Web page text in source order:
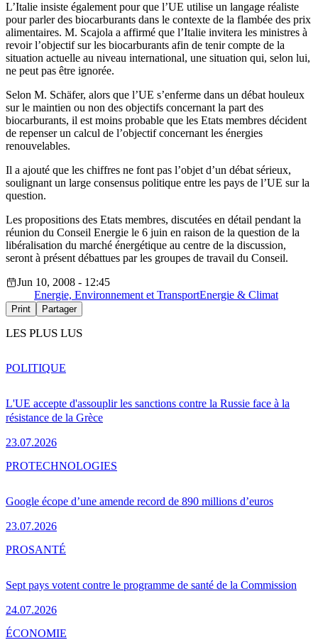
L’Italie insiste également pour que l’UE utilise un langage réaliste
pour parler des biocarburants dans le contexte de la flambée des prix
alimentaires. M. Scajola a affirmé que l’Italie invitera les ministres à
revoir l’objectif sur les biocarburants afin de tenir compte de la
situation actuelle au niveau international, une situation qui, selon lui,
ne peut pas être ignorée.
Selon M. Schäfer, alors que l’UE s’enferme dans un débat houleux
sur le maintien ou non des objectifs concernant la part des
biocarburants, il est moins probable que les Etats membres décident
de repenser un calcul de l’objectif concernant les énergies
renouvelables.
Il a ajouté que les chiffres ne font pas l’objet d’un débat sérieux,
soulignant un large consensus politique entre les pays de l’UE sur la
question.
Les propositions des Etats membres, discutées en détail pendant la
réunion du Conseil Energie le 6 juin en raison de la question de la
libéralisation du marché énergétique au centre de la discussion,
seront à présent débattues par les groupes de travail du Conseil.
Jun 10, 2008 - 12:45
Energie, Environnement et TransportEnergie & Climat
Print Partager
LES PLUS LUS
L'UE accepte d'assouplir les sanctions contre la Russie face à la
résistance de la Grèce
23.07.2026
POLITIQUE
Google écope d’une amende record de 890 millions d’euros
23.07.2026
PROTECHNOLOGIES
Sept pays votent contre le programme de santé de la Commission
24.07.2026
PROSANTÉ
ÉCONOMIE